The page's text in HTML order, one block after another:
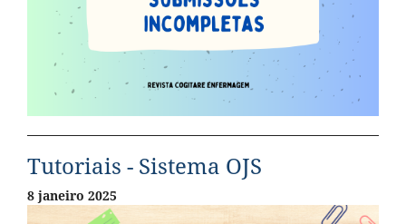
Tutoriais - Sistema OJS
8 janeiro 2025